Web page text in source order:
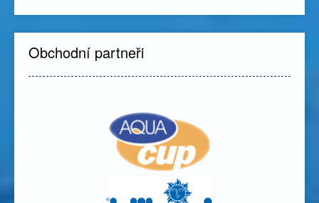
Obchodní partneři